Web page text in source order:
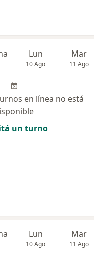
Lun
10 Ago
Mar
11 Ago
en línea no está
un turno
Lun
10 Ago
Mar
11 Ago